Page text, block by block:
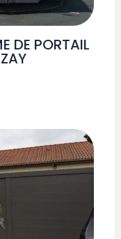
DE PORTAIL